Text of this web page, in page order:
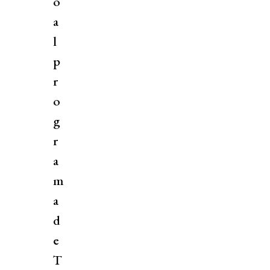
a
l
p
r
o
g
r
a
m
a
d
e
T